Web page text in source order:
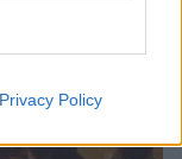
Privacy Policy